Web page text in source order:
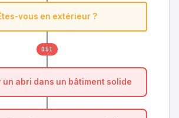
vous en extérieur ?
OUI
un abri dans un bâtiment solide